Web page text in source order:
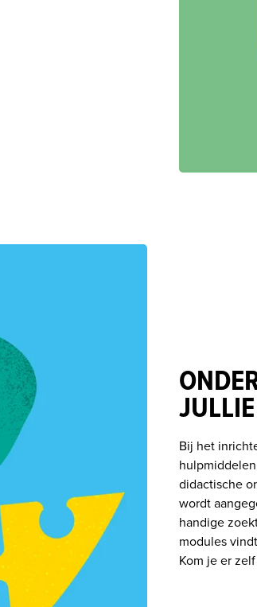
Bij het
didactische
wordt
handige
modules
Kom je er